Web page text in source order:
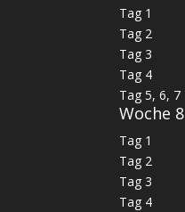
Tag 1
Tag 2
Tag 3
Tag 4
Tag 5, 6, 7
Woche 8
Tag 1
Tag 2
Tag 3
Tag 4